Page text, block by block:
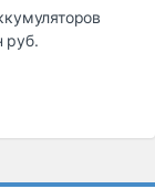
руб.